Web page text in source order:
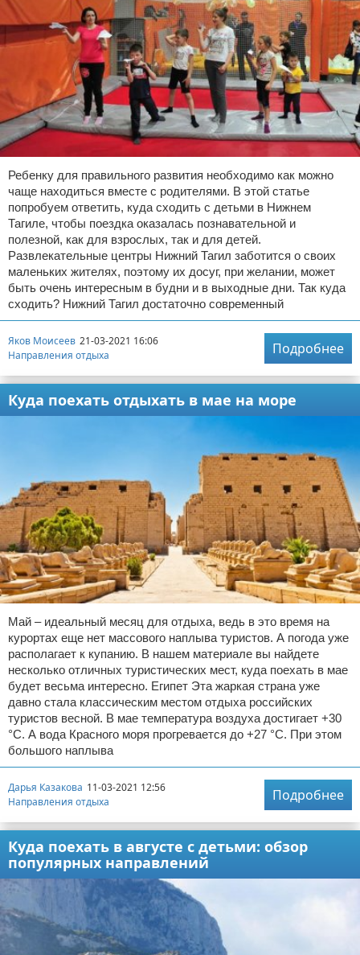
Ребенку для правильного развития необходимо как можно
чаще находиться вместе с родителями. В этой статье
попробуем ответить, куда сходить с детьми в Нижнем
Тагиле, чтобы поездка оказалась познавательной и
полезной, как для взрослых, так и для детей.
Развлекательные центры Нижний Тагил заботится о своих
маленьких жителях, поэтому их досуг, при желании, может
быть очень интересным в будни и в выходные дни. Так куда
сходить? Нижний Тагил достаточно современный
Яков Моисеев 21-03-2021 16:06
Направления отдыха
Подробнее
Куда поехать отдыхать в мае на море
Май – идеальный месяц для отдыха, ведь в это время на
курортах еще нет массового наплыва туристов. А погода уже
располагает к купанию. В нашем материале вы найдете
несколько отличных туристических мест, куда поехать в мае
будет весьма интересно. Египет Эта жаркая страна уже
давно стала классическим местом отдыха российских
туристов весной. В мае температура воздуха достигает +30
°C. А вода Красного моря прогревается до +27 °C. При этом
большого наплыва
Дарья Казакова 11-03-2021 12:56
Направления отдыха
Подробнее
Куда поехать в августе с детьми: обзор
популярных направлений